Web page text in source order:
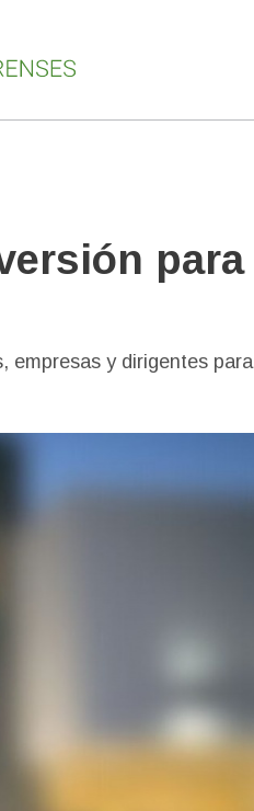
para
empresas y dirigentes para